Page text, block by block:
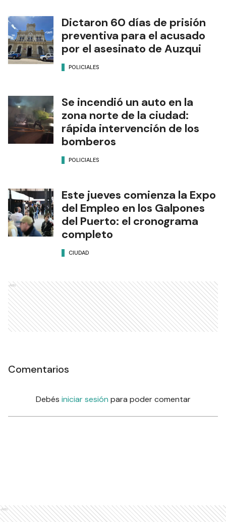
Dictaron 60 días de prisión
preventiva para el acusado
por el asesinato de Auzqui
POLICIALES
Se incendió un auto en la
zona norte de la ciudad:
rápida intervención de los
bomberos
POLICIALES
Este jueves comienza la Expo
del Empleo en los Galpones
del Puerto: el cronograma
completo
CIUDAD
Ads
Comentarios
Debés iniciar sesión para poder comentar
Ads